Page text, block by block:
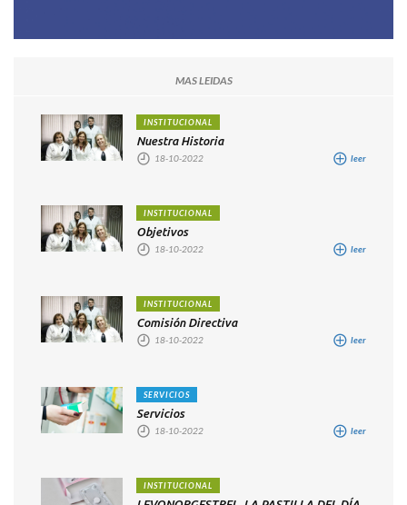
MAS LEIDAS
INSTITUCIONAL
Nuestra Historia
18-10-2022 leer
INSTITUCIONAL
Objetivos
18-10-2022 leer
INSTITUCIONAL
Comisión Directiva
18-10-2022 leer
SERVICIOS
Servicios
18-10-2022 leer
INSTITUCIONAL